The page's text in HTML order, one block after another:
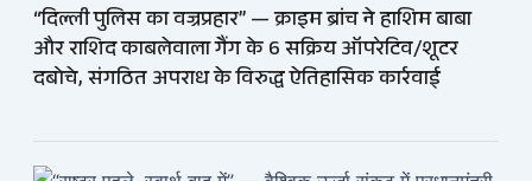
“दिल्ली पुलिस का वज्रप्रहार” — क्राइम ब्रांच ने हाशिम बाबा
और राशिद काबलेवाला गैंग के 6 सक्रिय ऑपरेटिव/शूटर
दबोचे, संगठित अपराध के विरुद्ध ऐतिहासिक कार्रवाई